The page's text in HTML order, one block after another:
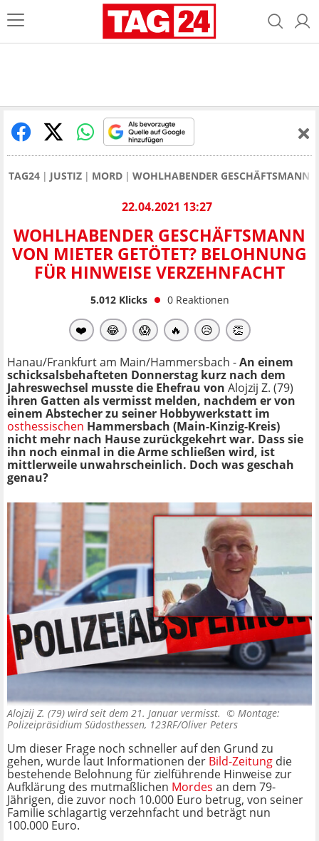
TAG24 JUSTIZ MORD WOHLHABENDER GESCHÄFTSMANN
22.04.2021 13:27
WOHLHABENDER GESCHÄFTSMANN
VON MIETER GETÖTET? BELOHNUNG
FÜR HINWEISE VERZEHNFACHT
5.012Klicks 0 Reaktionen
❤️ 😂 😱 🔥 😥 👏
Hanau/Frankfurt am Main/Hammersbach -An einem
schicksalsbehafteten Donnerstag kurz nach dem
Jahreswechsel musste die Ehefrau von Alojzij Z. (79)
ihren Gatten als vermisst melden, nachdem er von
einem Abstecher zu seiner Hobbywerkstatt im
osthessischen Hammersbach (Main-Kinzig-Kreis)
nicht mehr nach Hause zurückgekehrt war. Dass sie
ihn noch einmal in die Arme schließen wird, ist
mittlerweile unwahrscheinlich. Doch was geschah
genau?
Alojzij Z. (79) wird seit dem 21. Januar vermisst. © Montage:
Polizeipräsidium Südosthessen, 123RF/Oliver Peters
Um dieser Frage noch schneller auf den Grund zu
gehen, wurde laut Informationen der Bild-Zeitung die
bestehende Belohnung für zielführende Hinweise zur
Aufklärung des mutmaßlichen Mordes an dem 79-
Jährigen, die zuvor noch 10.000 Euro betrug, von seiner
Familie schlagartig verzehnfacht und beträgt nun
100.000 Euro.